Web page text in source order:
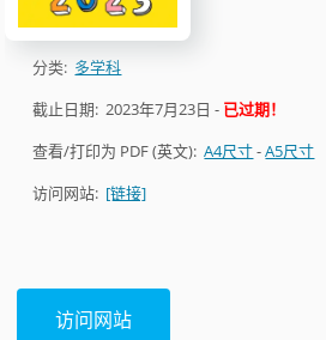
分类: 多学科
截止日期:2023年7月23日 - 已过期！
查看/打印为 PDF (英文):A4尺寸-A5尺寸
访问网站: [链接]
访问网站